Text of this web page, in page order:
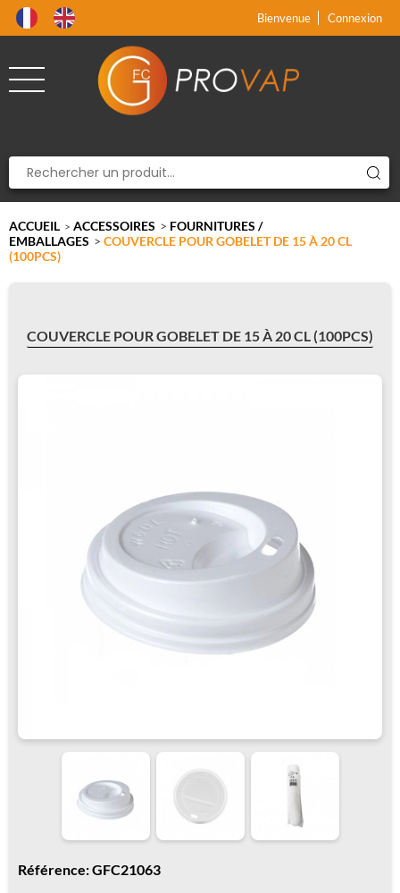
Bienvenue Connexion
ACCUEIL > ACCESSOIRES > FOURNITURES /
EMBALLAGES > COUVERCLE POUR GOBELET DE 15 À 20 CL
(100PCS)
COUVERCLE POUR GOBELET DE 15 À 20 CL (100PCS)
Référence: GFC21063
x
x